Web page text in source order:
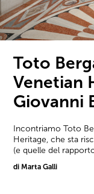
Toto
Venetian
Giovanni
Incontriamo Toto
Heritage, che sta
(e quelle del
di Marta Galli